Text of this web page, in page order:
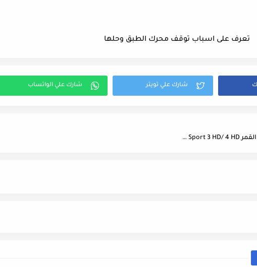
تعرف على اسباب توقف محرك الطبق وحلها
Hot Bird 13B/13C/13E @ 13° E على القمر AD Sport 3 HD/ 4 HD و ALAAN TV HD تردد